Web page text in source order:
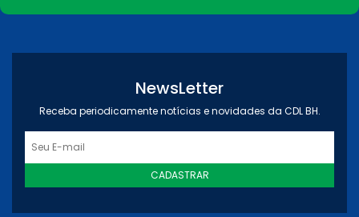
NewsLetter
Receba periodicamente notícias e novidades da CDL BH.
CADASTRAR